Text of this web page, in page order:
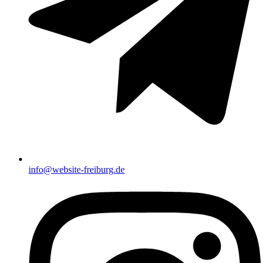
info@website-freiburg.de